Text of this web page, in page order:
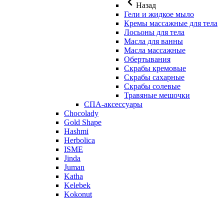
Назад
Гели и жидкое мыло
Кремы массажные для тела
Лосьоны для тела
Масла для ванны
Масла массажные
Обертывания
Скрабы кремовые
Скрабы сахарные
Скрабы солевые
Травяные мешочки
СПА-аксессуары
Chocolady
Gold Shape
Hashmi
Herbolica
ISME
Jinda
Juman
Katha
Kelebek
Kokonut